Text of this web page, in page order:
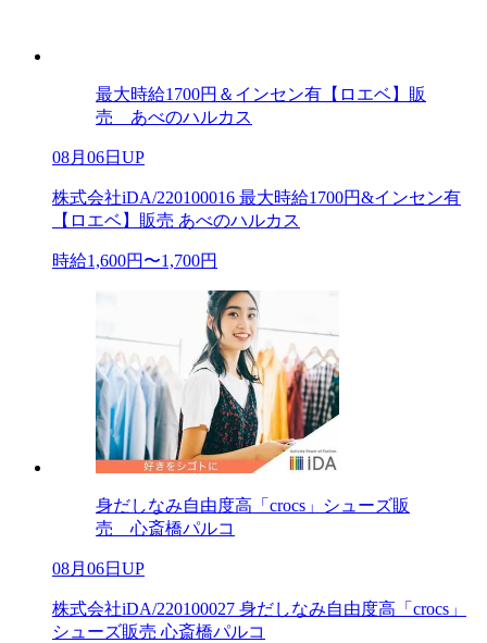
最大時給1700円＆インセン有【ロエベ】販
売 あべのハルカス
08月06日UP
株式会社iDA/220100016 最大時給1700円&インセン有
【ロエベ】販売 あべのハルカス
時給1,600円〜1,700円
身だしなみ自由度高「crocs」シューズ販
売 心斎橋パルコ
08月06日UP
株式会社iDA/220100027 身だしなみ自由度高「crocs」
シューズ販売 心斎橋パルコ